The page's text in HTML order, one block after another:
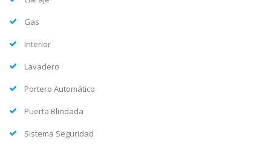
Gas
Interior
Lavadero
Portero Automático
Puerta Blindada
Sistema Seguridad